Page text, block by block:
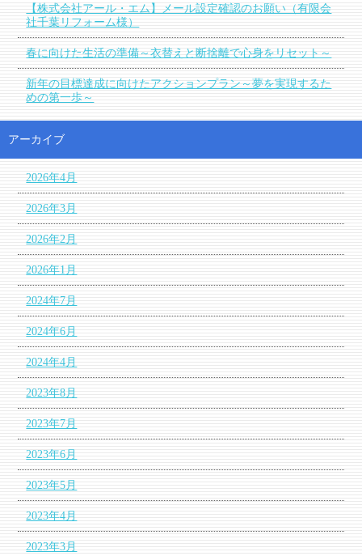
【株式会社アール・エム】メール設定確認のお願い（有限会
社千葉リフォーム様）
春に向けた生活の準備～衣替えと断捨離で心身をリセット～
新年の目標達成に向けたアクションプラン～夢を実現するた
めの第一歩～
アーカイブ
2026年4月
2026年3月
2026年2月
2026年1月
2024年7月
2024年6月
2024年4月
2023年8月
2023年7月
2023年6月
2023年5月
2023年4月
2023年3月